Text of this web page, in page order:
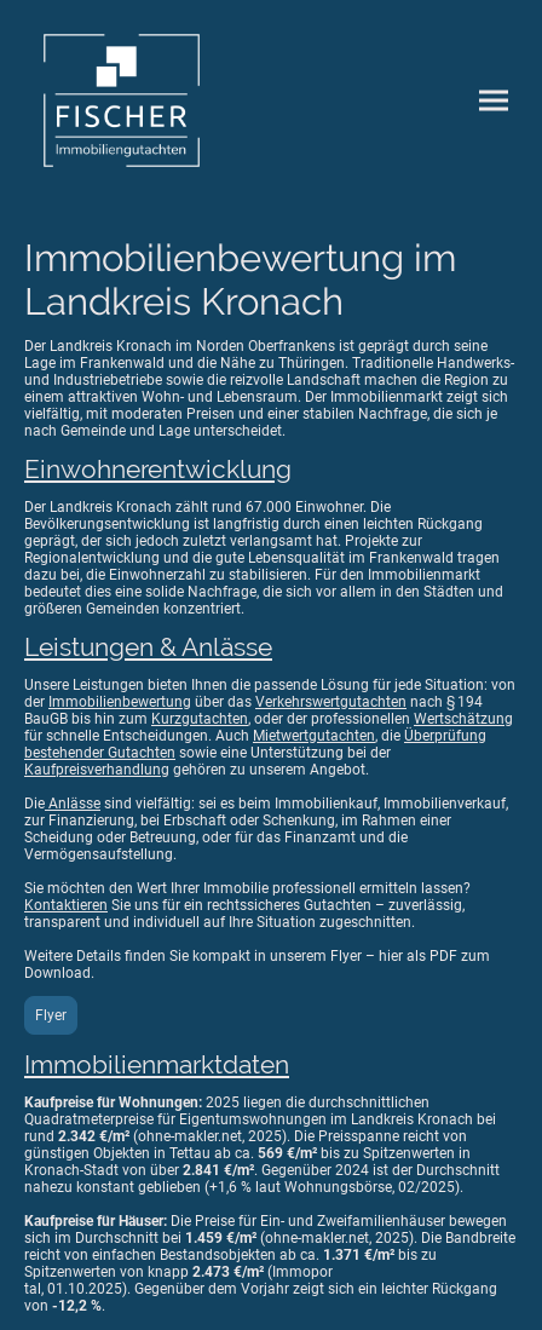
Immobilienbewertung im
Landkreis Kronach
Der Landkreis Kronach im Norden Oberfrankens ist geprägt durch seine
Lage im Frankenwald und die Nähe zu Thüringen. Traditionelle Handwerks-
und Industriebetriebe sowie die reizvolle Landschaft machen die Region zu
einem attraktiven Wohn- und Lebensraum. Der Immobilienmarkt zeigt sich
vielfältig, mit moderaten Preisen und einer stabilen Nachfrage, die sich je
nach Gemeinde und Lage unterscheidet.
Einwohnerentwicklung
Der Landkreis Kronach zählt rund 67.000 Einwohner. Die
Bevölkerungsentwicklung ist langfristig durch einen leichten Rückgang
geprägt, der sich jedoch zuletzt verlangsamt hat. Projekte zur
Regionalentwicklung und die gute Lebensqualität im Frankenwald tragen
dazu bei, die Einwohnerzahl zu stabilisieren. Für den Immobilienmarkt
bedeutet dies eine solide Nachfrage, die sich vor allem in den Städten und
größeren Gemeinden konzentriert.
Leistungen & Anlässe
Unsere Leistungen bieten Ihnen die passende Lösung für jede Situation: von
der Immobilienbewertung über das Verkehrswertgutachten nach § 194
BauGB bis hin zum Kurzgutachten, oder der professionellen Wertschätzung
für schnelle Entscheidungen. Auch Mietwertgutachten, die Überprüfung
bestehender Gutachten sowie eine Unterstützung bei der
Kaufpreisverhandlung gehören zu unserem Angebot.
Die Anlässe sind vielfältig: sei es beim Immobilienkauf, Immobilienverkauf,
zur Finanzierung, bei Erbschaft oder Schenkung, im Rahmen einer
Scheidung oder Betreuung, oder für das Finanzamt und die
Vermögensaufstellung.
Sie möchten den Wert Ihrer Immobilie professionell ermitteln lassen?
Kontaktieren Sie uns für ein rechtssicheres Gutachten – zuverlässig,
transparent und individuell auf Ihre Situation zugeschnitten.
Weitere Details finden Sie kompakt in unserem Flyer – hier als PDF zum
Download.
Flyer
Immobilienmarktdaten
Kaufpreise für Wohnungen: 2025 liegen die durchschnittlichen
Quadratmeterpreise für Eigentumswohnungen im Landkreis Kronach bei
rund 2.342 €/m² (ohne-makler.net, 2025). Die Preisspanne reicht von
günstigen Objekten in Tettau ab ca. 569 €/m² bis zu Spitzenwerten in
Kronach-Stadt von über 2.841 €/m². Gegenüber 2024 ist der Durchschnitt
nahezu konstant geblieben (+1,6 % laut Wohnungsbörse, 02/2025).
Kaufpreise für Häuser: Die Preise für Ein- und Zweifamilienhäuser bewegen
sich im Durchschnitt bei 1.459 €/m² (ohne-makler.net, 2025). Die Bandbreite
reicht von einfachen Bestandsobjekten ab ca. 1.371 €/m² bis zu
Spitzenwerten von knapp 2.473 €/m² (Immopor
tal, 01.10.2025). Gegenüber dem Vorjahr zeigt sich ein leichter Rückgang
von -12,2 %.